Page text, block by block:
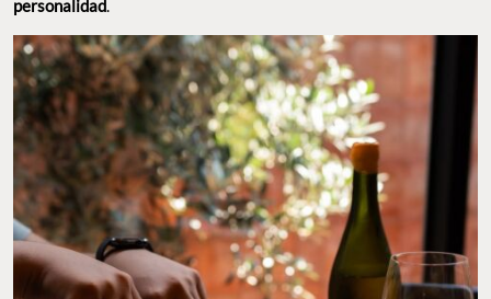
personalidad.